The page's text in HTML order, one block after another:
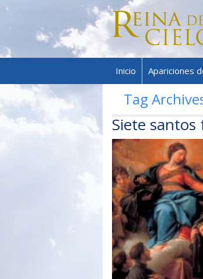
Inicio Apariciones
Tag
Siete santos